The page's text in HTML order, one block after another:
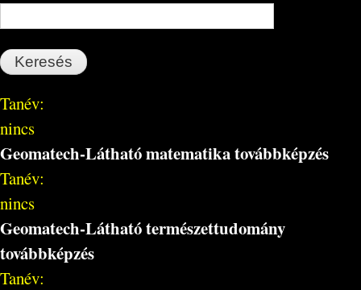
Tanév:
nincs
Geomatech-Látható matematika továbbképzés
Tanév:
nincs
Geomatech-Látható természettudomány
továbbképzés
Tanév: